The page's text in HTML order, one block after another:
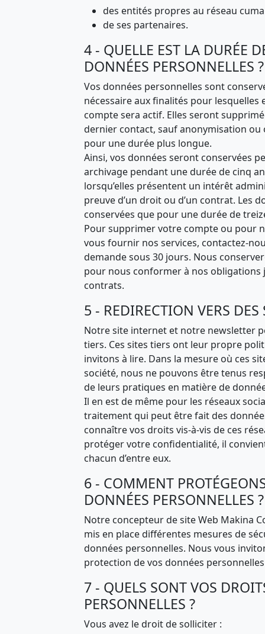
des entités propres au réseau cuma
de ses partenaires.
4 - QUELLE EST LA DURÉE
DONNÉES PERSONNELLES ?
Vos données personnelles sont
nécessaire aux finalités pour
compte sera actif. Elles seront
dernier contact, sauf anonymisation
pour une durée plus longue.
Ainsi, vos données seront conservées
archivage pendant une durée de cinq
lorsqu’elles présentent un intérêt
preuve d’un droit ou d’un contrat. Les
conservées que pour une durée de
Pour supprimer votre compte ou pour
vous fournir nos services, contactez-
demande sous 30 jours. Nous
pour nous conformer à nos
contrats.
5 - REDIRECTION VERS DES
Notre site internet et notre newsletter
tiers. Ces sites tiers ont leur propre
invitons à lire. Dans la mesure où ces
société, nous ne pouvons être tenus
de leurs pratiques en matière de
Il en est de même pour les réseaux
traitement qui peut être fait des
connaître vos droits vis-à-vis de ces
protéger votre confidentialité, il
chacun d’entre eux.
6 - COMMENT
DONNÉES PERSONNELLES ?
Notre concepteur de site Web Makina
mis en place différentes mesures de
données personnelles. Nous vous
protection de vos données
7 - QUELS SONT VOS
PERSONNELLES ?
Vous avez le droit de solliciter :